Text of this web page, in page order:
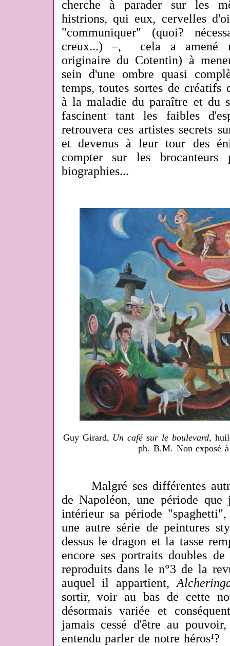
cherche à parader sur les
histrions, qui eux, cervelles
"communiquer" (quoi?
creux...) –, cela a amené
originaire du Cotentin) à
sein d'une ombre quasi
temps, toutes sortes de
à la maladie du paraître et du
fascinent tant les faibles
retrouvera ces artistes secrets
et devenus à leur tour des
compter sur les brocanteurs
biographies...
Guy Girard, Un café sur le boulevard,
ph. B.M. Non exposé
Malgré ses différentes
de Napoléon, une période
intérieur sa période
une autre série de peintures
dessus le dragon et la tasse
encore ses portraits doubles
reproduits dans le n°3 de la
auquel il appartient,
sortir, voir au bas de cette
désormais variée et
jamais cessé d'être au
entendu parler de notre héros¹?